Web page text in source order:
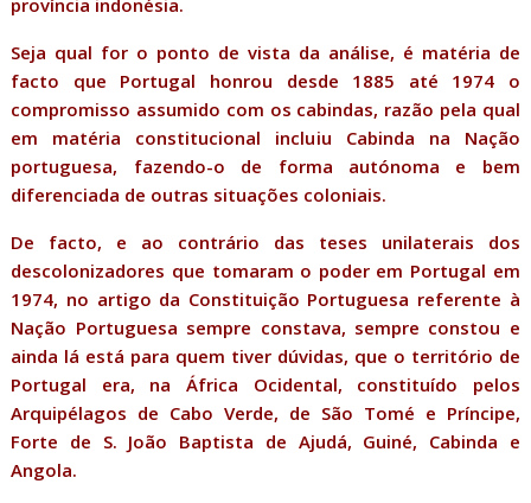
província indonésia.
Seja qual for o ponto de vista da análise, é matéria de
facto que Portugal honrou desde 1885 até 1974 o
compromisso assumido com os cabindas, razão pela qual
em matéria constitucional incluiu Cabinda na Nação
portuguesa, fazendo-o de forma autónoma e bem
diferenciada de outras situações coloniais.
De facto, e ao contrário das teses unilaterais dos
descolonizadores que tomaram o poder em Portugal em
1974, no artigo da Constituição Portuguesa referente à
Nação Portuguesa sempre constava, sempre constou e
ainda lá está para quem tiver dúvidas, que o território de
Portugal era, na África Ocidental, constituído pelos
Arquipélagos de Cabo Verde, de São Tomé e Príncipe,
Forte de S. João Baptista de Ajudá, Guiné, Cabinda e
Angola.